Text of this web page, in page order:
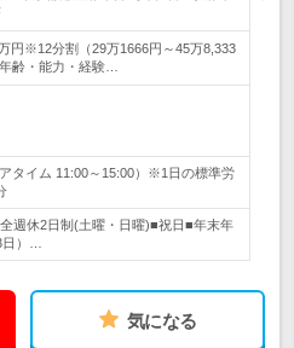
円※12分割（29万1666円～45万8,333
齢・能力・経験…
タイム 11:00～15:00）※1日の標準労
週休2日制(土曜・日曜)■祝日■年末年
）…
気になる